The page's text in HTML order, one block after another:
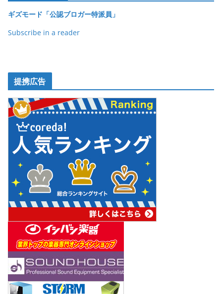
o
k
ギズモード「公認ブロガー特派員」
Subscribe in a reader
提携広告